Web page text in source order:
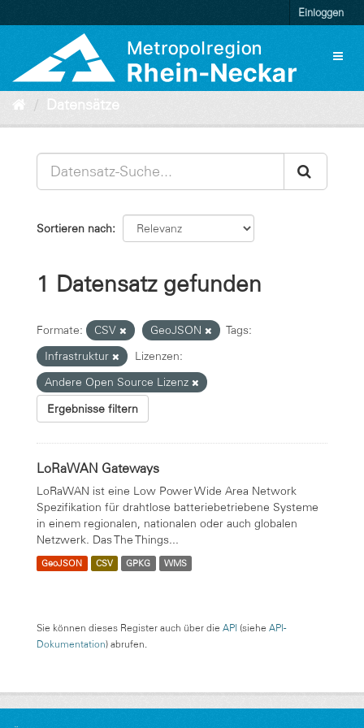
zum
Einloggen
Datensätze
Sortieren nach
1 Datensatz gefunden
Formate: CSV GeoJSON
Tags:
Infrastruktur
Lizenzen:
Andere Open Source Lizenz
Ergebnisse filtern
LoRaWAN Gateways
LoRaWAN ist eine Low Power Wide Area Network
Spezifikation für drahtlose batteriebetriebene Systeme
in einem regionalen, nationalen oder auch globalen
Netzwerk. Das The Things...
GeoJSON CSV GPKG WMS
Sie können dieses Register auch über die API (siehe API-
Dokumentation) abrufen.